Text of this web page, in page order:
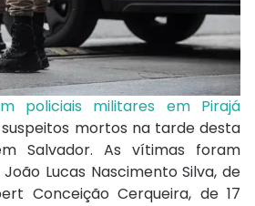
policiais militares em Pirajá
mortos na tarde desta
Salvador. As vítimas foram
Lucas Nascimento Silva, de
Conceição Cerqueira, de 17